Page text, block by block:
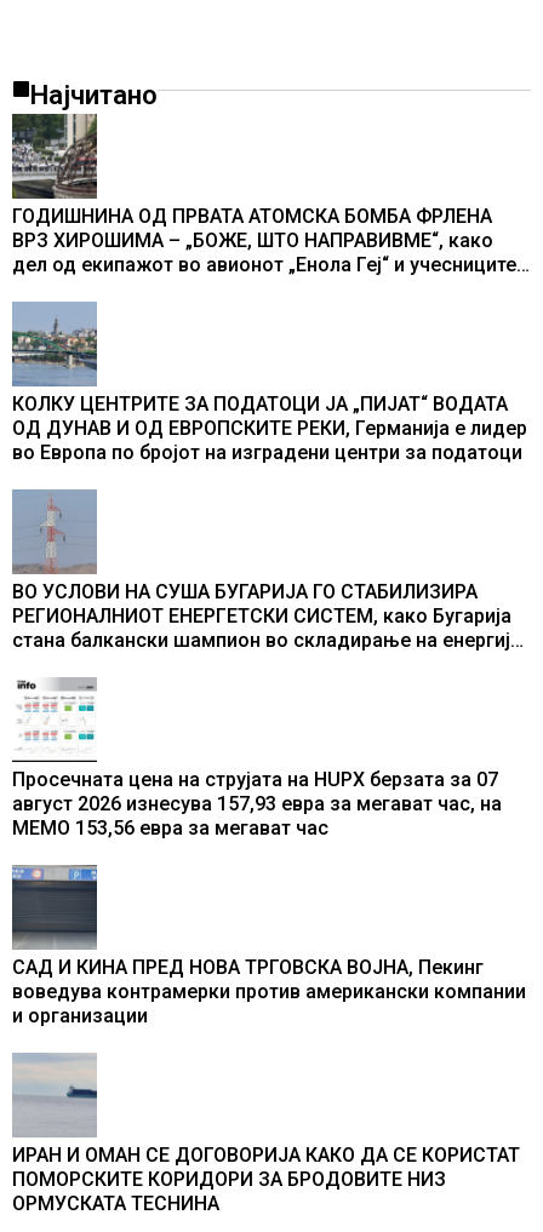
Најчитано
ГОДИШНИНА ОД ПРВАТА АТОМСКА БОМБА ФРЛЕНА
ВРЗ ХИРОШИМА – „БОЖЕ, ШТО НАПРАВИВМЕ“, како
дел од екипажот во авионот „Енола Геј“ и учесниците
промени текот на историјата
КОЛКУ ЦЕНТРИТЕ ЗА ПОДАТОЦИ ЈА „ПИЈАТ“ ВОДАТА
ОД ДУНАВ И ОД ЕВРОПСКИТЕ РЕКИ, Германија е лидер
во Европа по бројот на изградени центри за податоци
ВО УСЛОВИ НА СУША БУГАРИЈА ГО СТАБИЛИЗИРА
РЕГИОНАЛНИОТ ЕНЕРГЕТСКИ СИСТЕМ, како Бугарија
стана балкански шампион во складирање на енергија
Просечната цена на струјата на HUPX берзата за 07
август 2026 изнесува 157,93 евра за мегават час, на
МЕМО 153,56 евра за мегават час
САД И КИНА ПРЕД НОВА ТРГОВСКА ВОЈНА, Пекинг
воведува контрамерки против американски компании
и организации
ИРАН И ОМАН СЕ ДОГОВОРИЈА КАКО ДА СЕ КОРИСТАТ
ПОМОРСКИТЕ КОРИДОРИ ЗА БРОДОВИТЕ НИЗ
ОРМУСКАТА ТЕСНИНА